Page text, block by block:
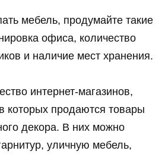
мебель, продумайте такие
офиса, количество
и наличие мест хранения.
интернет-магазинов,
которых продаются товары
декора. В них можно
уличную мебель,